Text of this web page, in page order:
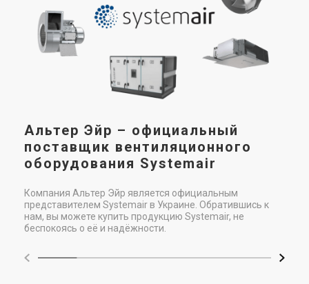
Альтер Эйр – официальный
поставщик вентиляционного
оборудования Systemair
Компания Альтер Эйр является официальным
представителем Systemair в Украине. Обратившись к
нам, вы можете купить продукцию Systemair, не
беспокоясь о её и надёжности.